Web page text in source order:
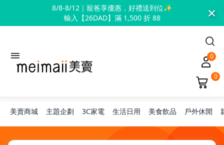
8/8-8/12｜寵爸享優惠，好禮送到位✨
輸入【26DAD】滿 1,500 折 88
×
0
0
美賣商城 主題企劃 3C家電 生活日用 美食飲品 戶外休閒